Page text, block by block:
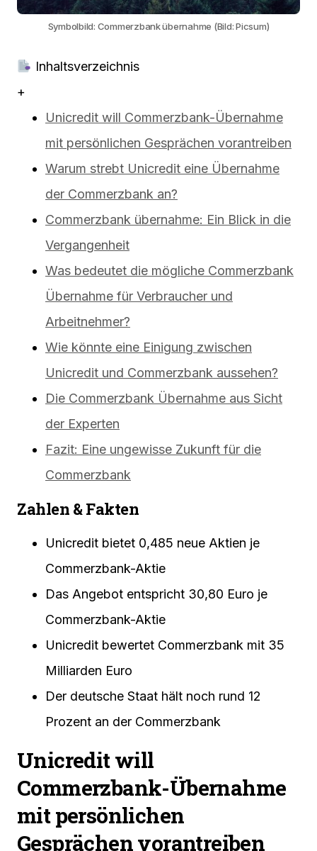
Symbolbild: Commerzbank übernahme (Bild: Picsum)
Inhaltsverzeichnis
+
Unicredit will Commerzbank-Übernahme
mit persönlichen Gesprächen vorantreiben
Warum strebt Unicredit eine Übernahme
der Commerzbank an?
Commerzbank übernahme: Ein Blick in die
Vergangenheit
Was bedeutet die mögliche Commerzbank
Übernahme für Verbraucher und
Arbeitnehmer?
Wie könnte eine Einigung zwischen
Unicredit und Commerzbank aussehen?
Die Commerzbank Übernahme aus Sicht
der Experten
Fazit: Eine ungewisse Zukunft für die
Commerzbank
Zahlen & Fakten
Unicredit bietet 0,485 neue Aktien je
Commerzbank-Aktie
Das Angebot entspricht 30,80 Euro je
Commerzbank-Aktie
Unicredit bewertet Commerzbank mit 35
Milliarden Euro
Der deutsche Staat hält noch rund 12
Prozent an der Commerzbank
Unicredit will
Commerzbank-Übernahme
mit persönlichen
Gesprächen vorantreiben